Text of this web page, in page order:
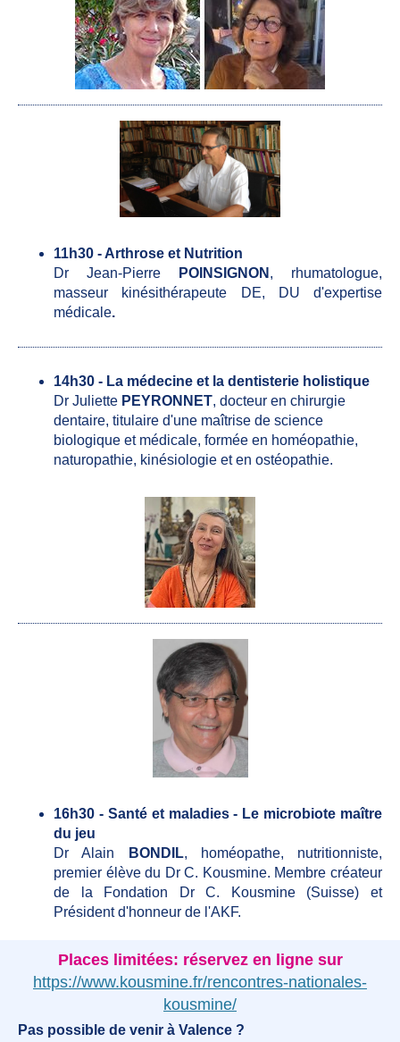
11h30 - Arthrose et Nutrition
Dr Jean-Pierre
POINSIGNON , rhumatologue,
masseur kinésithérapeute DE, DU d'expertise
médicale.
14h30 - La médecine et la dentisterie holistique
Dr Juliette PEYRONNET, docteur en chirurgie
dentaire, titulaire d'une maîtrise de science
biologique et médicale, formée en homéopathie,
naturopathie, kinésiologie et en ostéopathie.
16h30 - Santé et maladies - Le microbiote maître
du jeu
Dr Alain
BONDIL, homéopathe, nutritionniste,
premier élève du Dr C. Kousmine. Membre créateur
de la Fondation Dr C. Kousmine (Suisse) et
Président d'honneur de l'AKF.
Places limitées: réservez en ligne sur
https://www.kousmine.fr/rencontres-nationales-
kousmine/
Pas possible de venir à Valence ?